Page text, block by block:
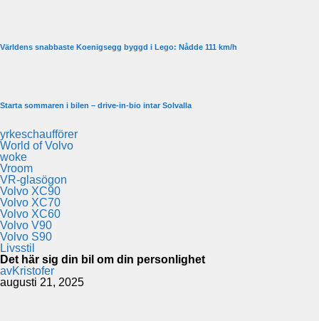
Världens snabbaste Koenigsegg byggd i Lego: Nådde 111 km/h
Starta sommaren i bilen – drive-in-bio intar Solvalla
yrkeschaufförer
World of Volvo
woke
Vroom
VR-glasögon
Volvo XC90
Volvo XC70
Volvo XC60
Volvo V90
Volvo S90
Livsstil
Det här sig din bil om din personlighet
avKristofer
augusti 21, 2025